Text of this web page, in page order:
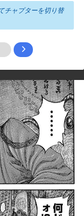
ャプターを切り替